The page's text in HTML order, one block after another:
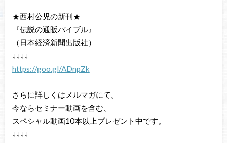
★西村公児の新刊★
『伝説の通販バイブル』
（日本経済新聞出版社）
↓↓↓↓
https://goo.gl/ADnpZk
さらに詳しくはメルマガにて。
今ならセミナー動画を含む、
スペシャル動画10本以上プレゼント中です。
↓↓↓↓